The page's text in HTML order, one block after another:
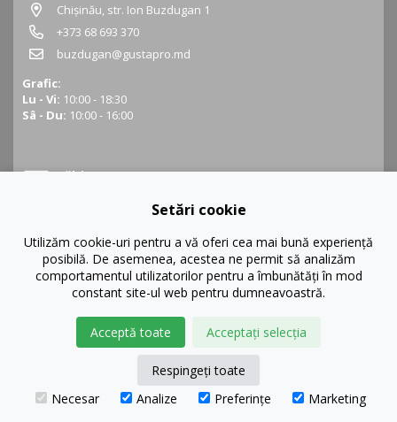
Chișinău, str. Ion Buzdugan 1
+373 68 693 370
buzdugan@gustapro.md
Grafic:
Lu - Vi: 10:00 - 18:30
Sâ - Du: 10:00 - 16:00
Bălți
Bălți, str. Ștefan cel Mare 16
+373 68 452 945
balti@gustapro.md
10:00 - 16:00
© GustaPRO 2026
Setări cookie
Utilizăm cookie-uri pentru a vă oferi cea mai bună experiență
posibilă. De asemenea, acestea ne permit să analizăm
comportamentul utilizatorilor pentru a îmbunătăți în mod
constant site-ul web pentru dumneavoastră.
Acceptă toate Acceptați selecția
Respingeți toate
Necesar
Analize Preferințe Marketing